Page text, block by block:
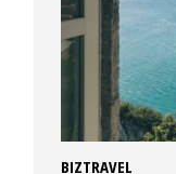
BIZTRAVEL